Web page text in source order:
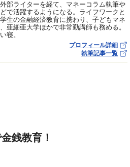
部ライターを経て、マネーコラム執筆や
で活躍するようになる。ライフワークと
生の金融経済教育に携わり、子どもマネ
亜細亜大学ほかで非常勤講師も務める。
寝。
プロフィール詳細
執筆記事一覧
銭教育！